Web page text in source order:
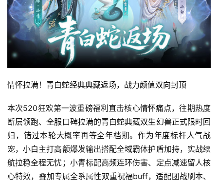
情怀拉满！青白蛇经典典藏返场，战力颜值双向封顶
本次520狂欢第一波重磅福利直击核心情怀痛点，往期热度
断层领跑、全服口碑拉满的青白蛇典藏双生幻兽正式限时回
归，错过本轮大概率再等全年档期。作为年度标杆人气战
宠，小白主打高额爆发输出搭配全域霸体护盾加持，实战续
航拉稳全程无忧；小青标配高频连环伤害、定点减速留人核
心特效，叠加专属全系属性双重祝福buff，适配团战刷本、